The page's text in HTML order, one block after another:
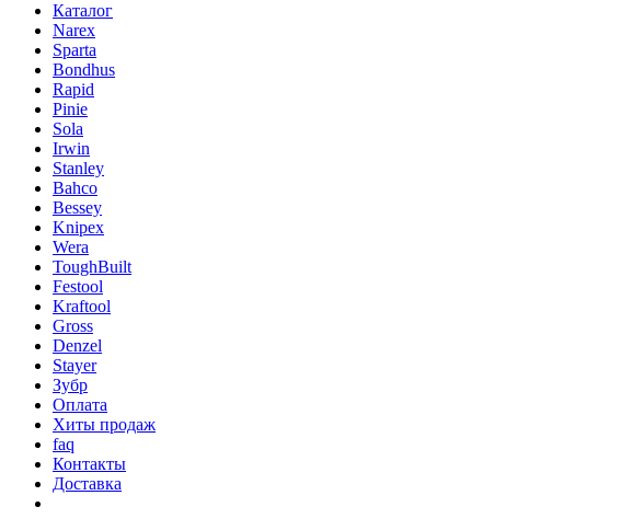
Каталог
Narex
Sparta
Bondhus
Rapid
Pinie
Sola
Irwin
Stanley
Bahco
Bessey
Knipex
Wera
ToughBuilt
Festool
Kraftool
Gross
Denzel
Stayer
Зубр
Оплата
Хиты продаж
faq
Контакты
Доставка